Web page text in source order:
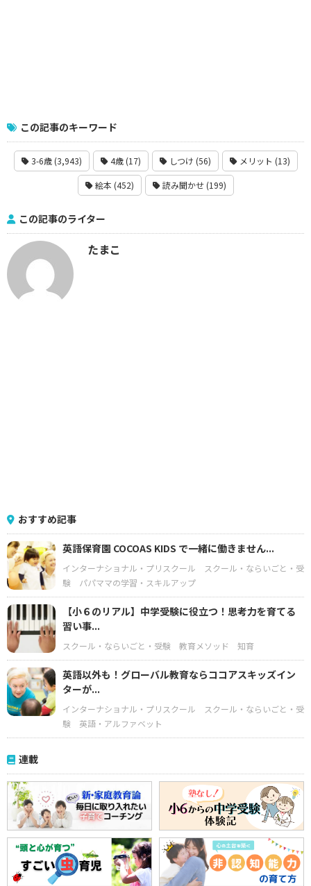
この記事のキーワード
3-6歳 (3,943) 4歳 (17) しつけ (56) メリット (13)
絵本 (452) 読み聞かせ (199)
この記事のライター
たまこ
おすすめ記事
英語保育園 COCOAS KIDS で一緒に働きません...
インターナショナル・プリスクール
スクール・ならいごと・受
験
パパママの学習・スキルアップ
【小６のリアル】中学受験に役立つ！思考力を育てる
習い事...
スクール・ならいごと・受験 教育メソッド 知育
英語以外も！グローバル教育ならココアスキッズイン
ターが...
インターナショナル・プリスクール
スクール・ならいごと・受
験
英語・アルファベット
連載